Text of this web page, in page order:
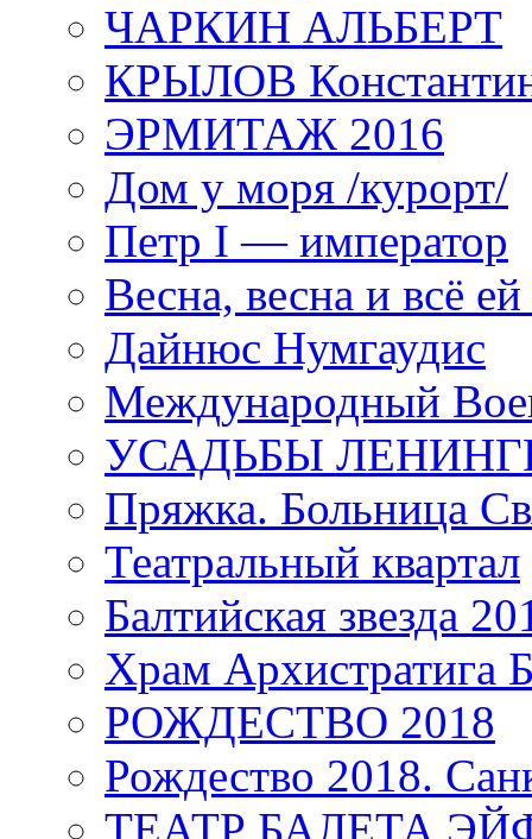
ЧАРКИН АЛЬБЕРТ
КРЫЛОВ
ЭРМИТАЖ 2016
Дом у моря /курорт/
Петр I — император
Весна, весна и всё
Дайнюс Нумгаудис
Международный
УСАДЬБЫ
Пряжка. Больница
Театральный квартал
Балтийская звезда
Храм
РОЖДЕСТВО 2018
Рождество 2018.